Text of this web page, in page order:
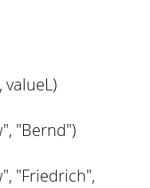
valueL)
"Bernd")
"Friedrich",